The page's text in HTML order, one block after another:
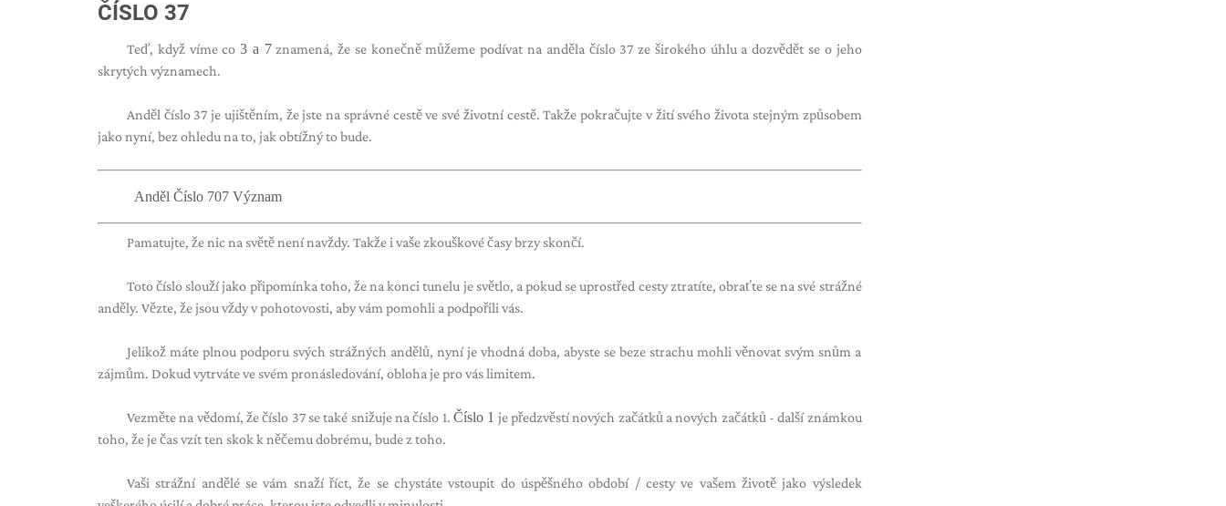
ČÍSLO 37
Teď, když víme co3 a 7znamená, že se konečně můžeme podívat na anděla číslo 37 ze širokého úhlu a dozvědět se o jeho
skrytých významech.
Anděl číslo 37 je ujištěním, že jste na správné cestě ve své životní cestě. Takže pokračujte v žití svého života stejným způsobem
jako nyní, bez ohledu na to, jak obtížný to bude.
Anděl Číslo 707 Význam
Pamatujte, že nic na světě není navždy. Takže i vaše zkouškové časy brzy skončí.
Toto číslo slouží jako připomínka toho, že na konci tunelu je světlo, a pokud se uprostřed cesty ztratíte, obraťte se na své strážné
anděly. Vězte, že jsou vždy v pohotovosti, aby vám pomohli a podpořili vás.
Jelikož máte plnou podporu svých strážných andělů, nyní je vhodná doba, abyste se beze strachu mohli věnovat svým snům a
zájmům. Dokud vytrváte ve svém pronásledování, obloha je pro vás limitem.
Vezměte na vědomí, že číslo 37 se také snižuje na číslo 1. Číslo 1 je předzvěstí nových začátků a nových začátků - další známkou
toho, že je čas vzít ten skok k něčemu dobrému, bude z toho.
Vaši strážní andělé se vám snaží říct, že se chystáte vstoupit do úspěšného období / cesty ve vašem životě jako výsledek